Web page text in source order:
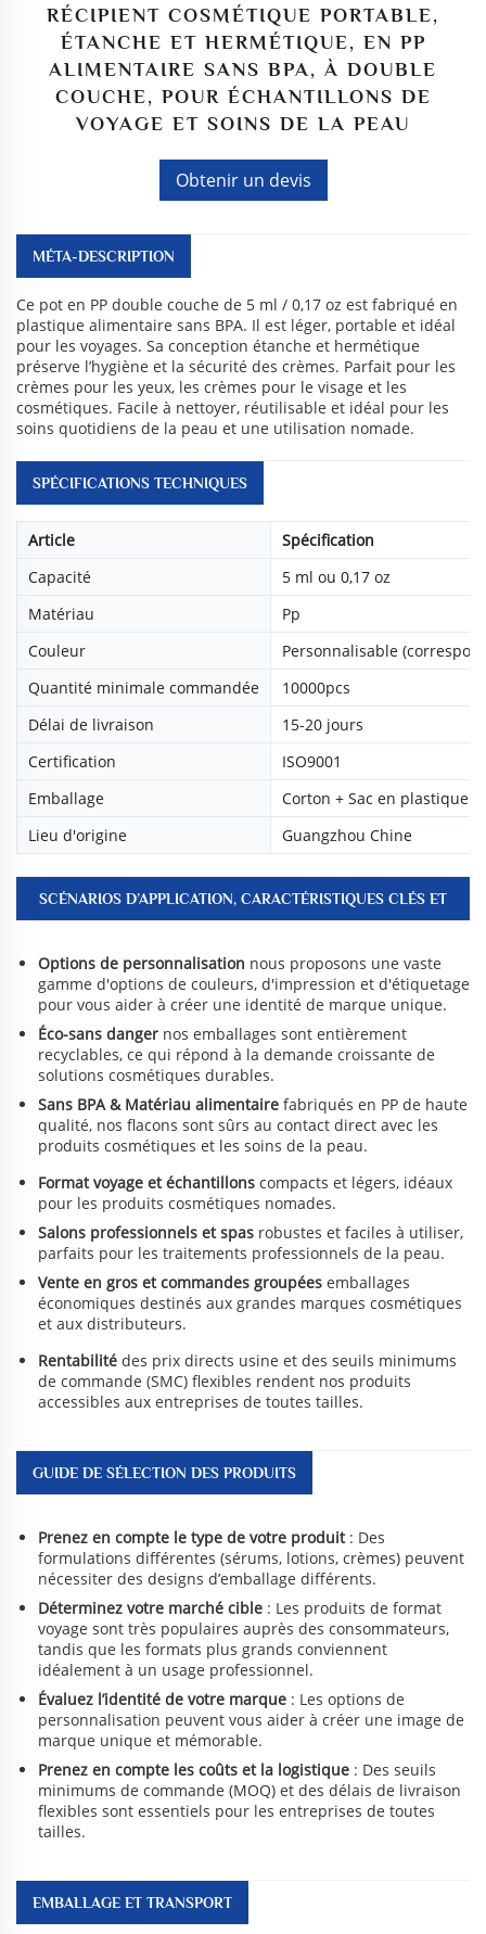
RÉCIPIENT COSMÉTIQUE PORTABLE,
ÉTANCHE ET HERMÉTIQUE, EN PP
ALIMENTAIRE SANS BPA, À DOUBLE
COUCHE, POUR ÉCHANTILLONS DE
VOYAGE ET SOINS DE LA PEAU
Obtenir un devis
MÉTA-DESCRIPTION
Ce pot en PP double couche de 5 ml / 0,17 oz est fabriqué en
plastique alimentaire sans BPA. Il est léger, portable et idéal
pour les voyages. Sa conception étanche et hermétique
préserve l’hygiène et la sécurité des crèmes. Parfait pour les
crèmes pour les yeux, les crèmes pour le visage et les
cosmétiques. Facile à nettoyer, réutilisable et idéal pour les
soins quotidiens de la peau et une utilisation nomade.
SPÉCIFICATIONS TECHNIQUES
Article
Spécification
Capacité
5 ml ou 0,17 oz
Matériau
Pp
Couleur
Personnalisable
Quantité minimale commandée
10000pcs
Délai de livraison
15-20 jours
Certification
ISO9001
Emballage
Corton + Sac en plastique
Lieu d'origine
Guangzhou Chine
SCÉNARIOS D’APPLICATION, CARACTÉRISTIQUES CLÉS ET
Options de personnalisation nous proposons une vaste
gamme d'options de couleurs, d'impression et d'étiquetage
pour vous aider à créer une identité de marque unique.
Éco-sans danger nos emballages sont entièrement
recyclables, ce qui répond à la demande croissante de
solutions cosmétiques durables.
Sans BPA & Matériau alimentaire fabriqués en PP de haute
qualité, nos flacons sont sûrs au contact direct avec les
produits cosmétiques et les soins de la peau.
Format voyage et échantillons compacts et légers, idéaux
pour les produits cosmétiques nomades.
Salons professionnels et spas robustes et faciles à utiliser,
parfaits pour les traitements professionnels de la peau.
Vente en gros et commandes groupées emballages
économiques destinés aux grandes marques cosmétiques
et aux distributeurs.
Rentabilité des prix directs usine et des seuils minimums
de commande (SMC) flexibles rendent nos produits
accessibles aux entreprises de toutes tailles.
GUIDE DE SÉLECTION DES PRODUITS
Prenez en compte le type de votre produit : Des
formulations différentes (sérums, lotions, crèmes) peuvent
nécessiter des designs d’emballage différents.
Déterminez votre marché cible : Les produits de format
voyage sont très populaires auprès des consommateurs,
tandis que les formats plus grands conviennent
idéalement à un usage professionnel.
Évaluez l’identité de votre marque : Les options de
personnalisation peuvent vous aider à créer une image de
marque unique et mémorable.
Prenez en compte les coûts et la logistique : Des seuils
minimums de commande (MOQ) et des délais de livraison
flexibles sont essentiels pour les entreprises de toutes
tailles.
EMBALLAGE ET TRANSPORT